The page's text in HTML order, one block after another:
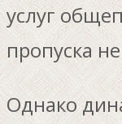
услуг
пропуска
Однако